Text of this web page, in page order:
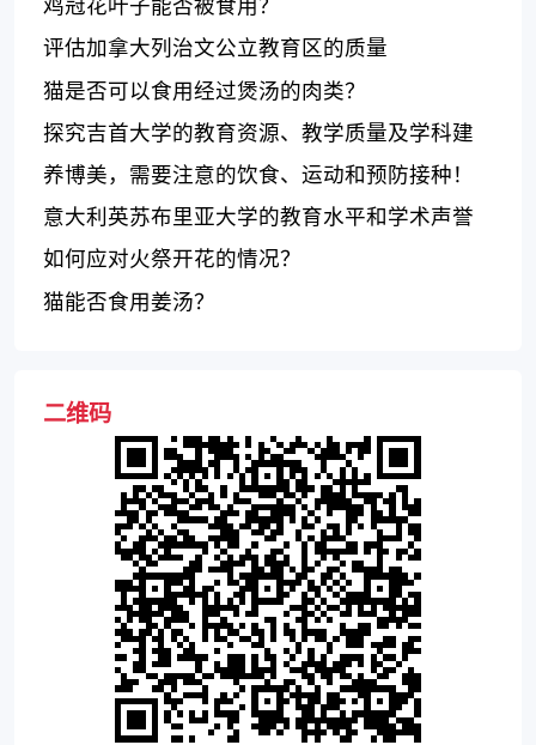
评估加拿大列治文公立教育区的质量
猫是否可以食用经过煲汤的肉类？
探究吉首大学的教育资源、教学质量及学科建
设综合评价
养博美，需要注意的饮食、运动和预防接种！
意大利英苏布里亚大学的教育水平和学术声誉
如何应对火祭开花的情况？
猫能否食用姜汤？
二维码